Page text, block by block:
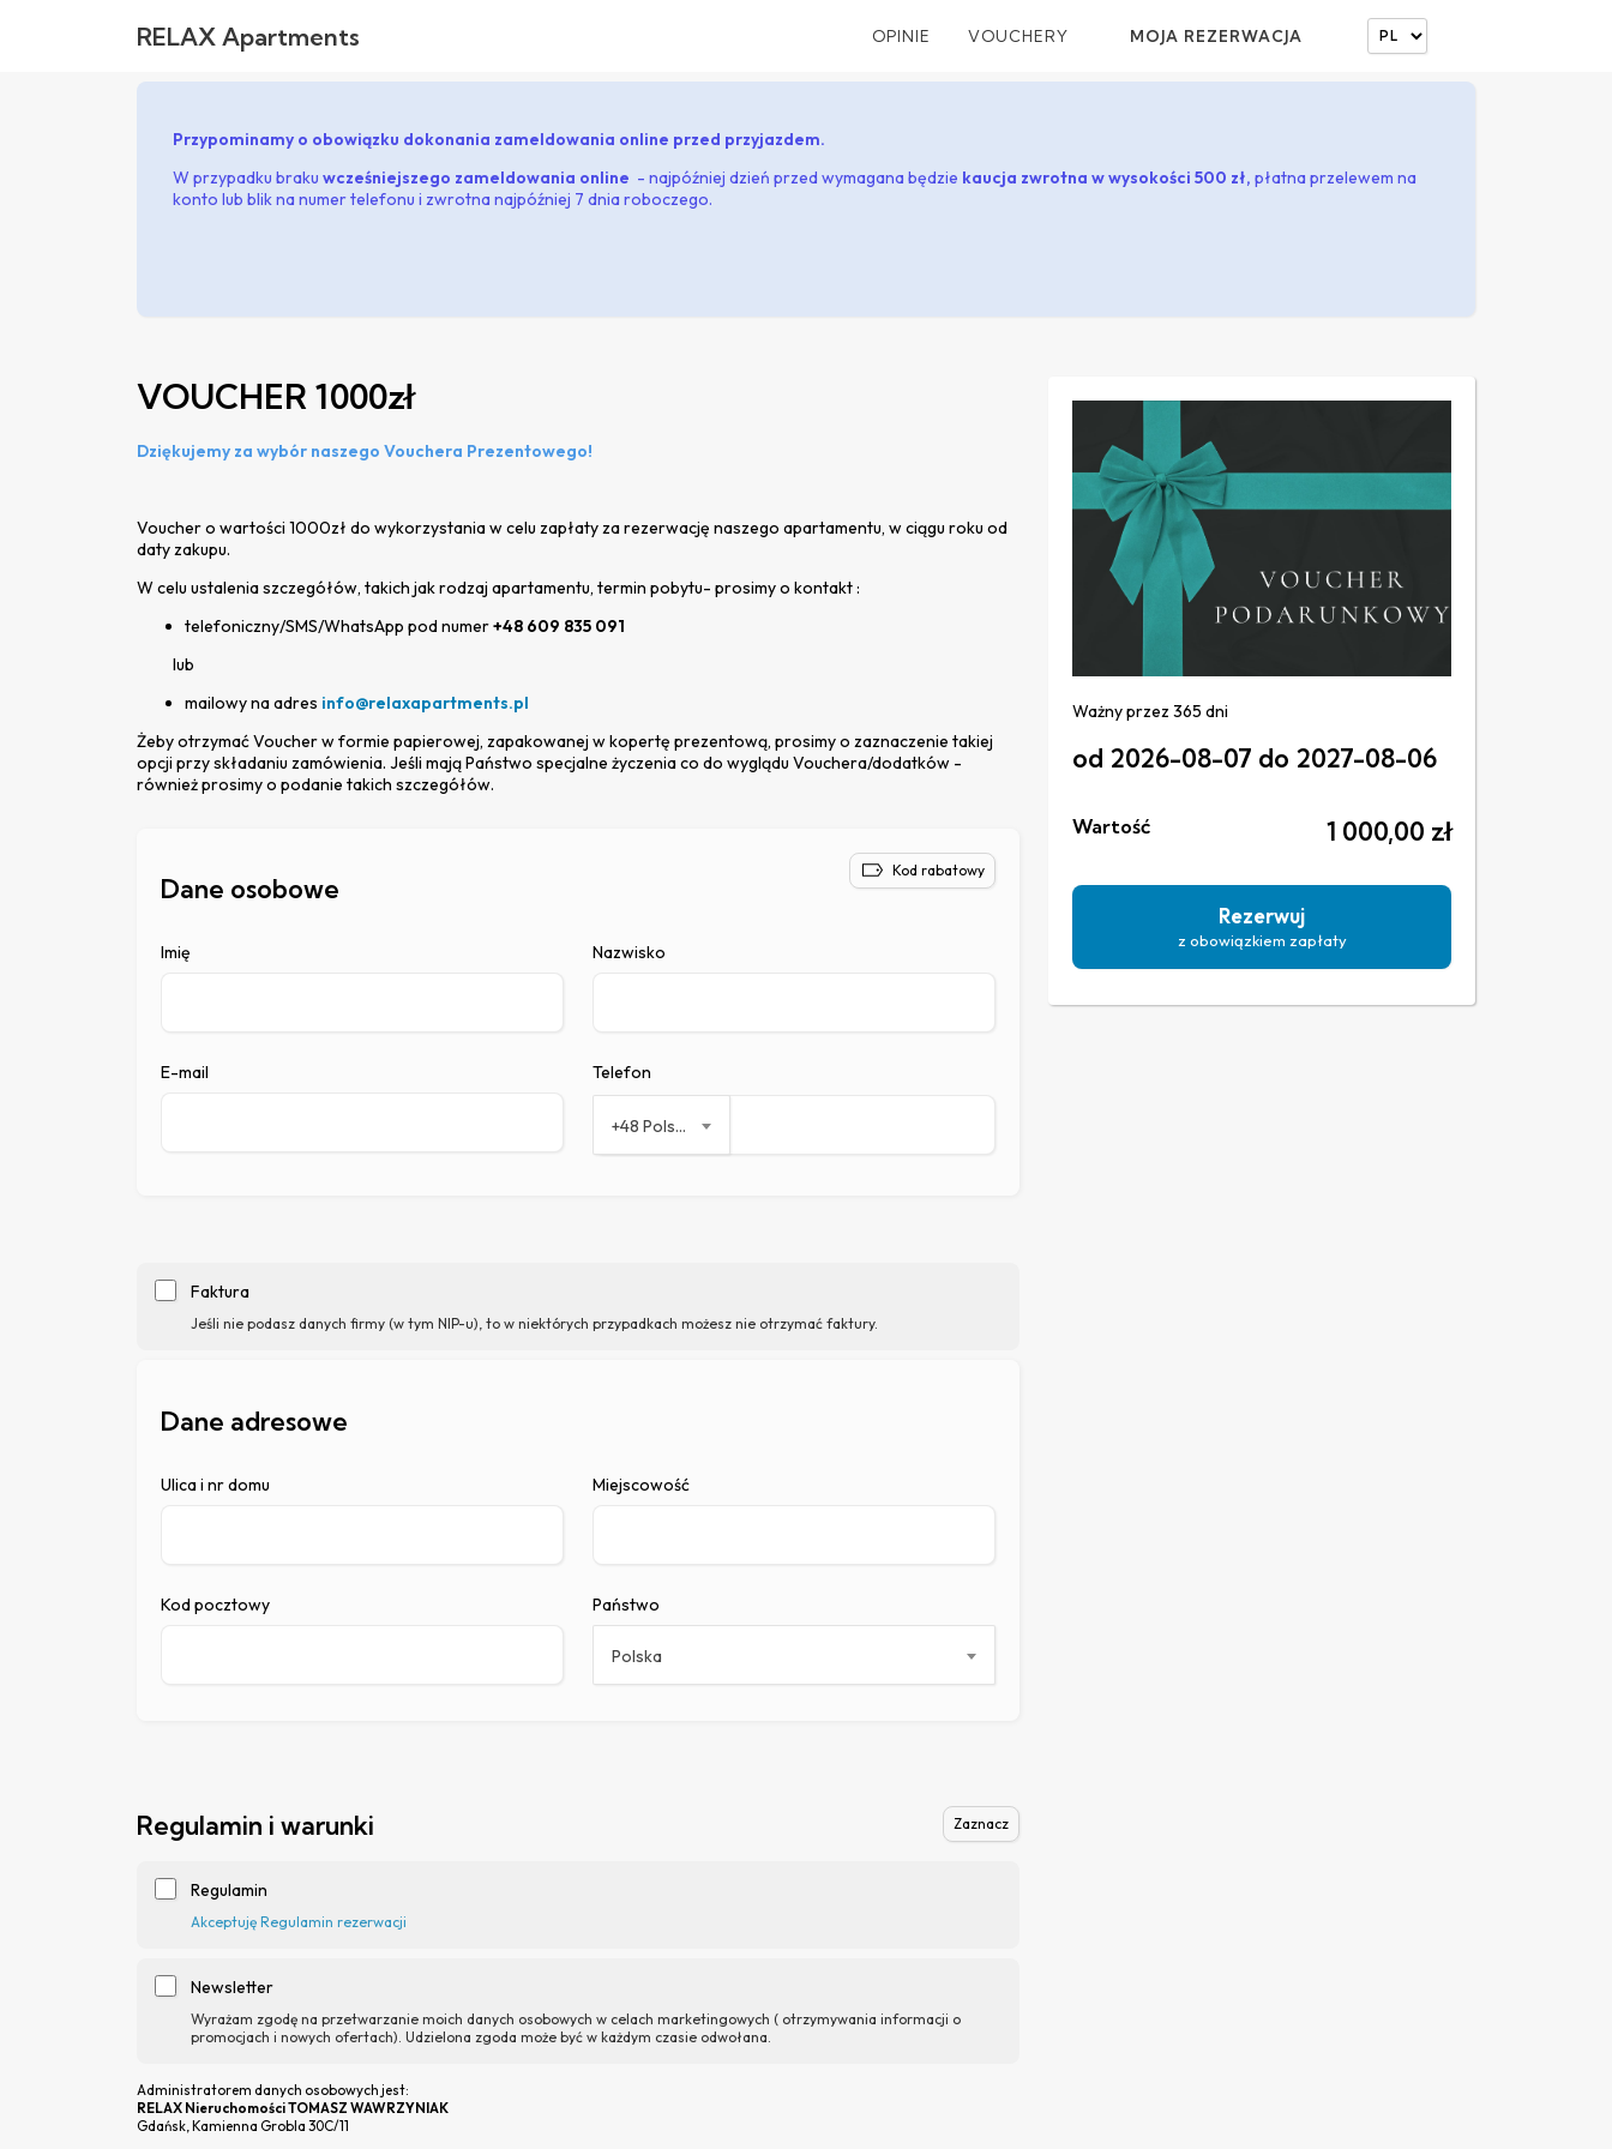
RELAX Apartments OPINIE VOUCHERY MOJA REZERWACJA
Przypominamy o obowiązku dokonania zameldowania online przed przyjazdem.
W przypadku braku wcześniejszego zameldowania online - najpóźniej dzień przed wymagana będzie kaucja zwrotna w wysokości 500 zł, płatna przelewem na
konto lub blik na numer telefonu i zwrotna najpóźniej 7 dnia roboczego.
VOUCHER 1000zł
Dziękujemy za wybór naszego Vouchera Prezentowego!
Voucher o wartości 1000zł do wykorzystania w celu zapłaty za rezerwację naszego apartamentu, w ciągu roku od
daty zakupu.
W celu ustalenia szczegółów, takich jak rodzaj apartamentu, termin pobytu- prosimy o kontakt :
telefoniczny/SMS/WhatsApp pod numer+48 609 835 091
lub
mailowy na adres info@relaxapartments.pl
Żeby otrzymać Voucher w formie papierowej, zapakowanej w kopertę prezentową, prosimy o zaznaczenie takiej
opcji przy składaniu zamówienia. Jeśli mają Państwo specjalne życzenia co do wyglądu Vouchera/dodatków -
również prosimy o podanie takich szczegółów.
Dane osobowe
Kod rabatowy
Imię Nazwisko
E-mail Telefon
+48 Polska
Faktura
Jeśli nie podasz danych firmy (w tym NIP-u), to w niektórych przypadkach możesz nie otrzymać faktury.
Dane adresowe
Ulica i nr domu Miejscowość
Kod pocztowy Państwo
Polska
Regulamin i warunki Zaznacz
Regulamin
Akceptuję Regulamin rezerwacji
Newsletter
Wyrażam zgodę na przetwarzanie moich danych osobowych w celach marketingowych ( otrzymywania informacji o
promocjach i nowych ofertach). Udzielona zgoda może być w każdym czasie odwołana.
Administratorem danych osobowych jest:
RELAX Nieruchomości TOMASZ WAWRZYNIAK
Gdańsk, Kamienna Grobla 30C/11
Ważny przez 365 dni
od 2026-08-07 do 2027-08-06
Wartość 1 000,00 zł
Rezerwuj
z obowiązkiem zapłaty